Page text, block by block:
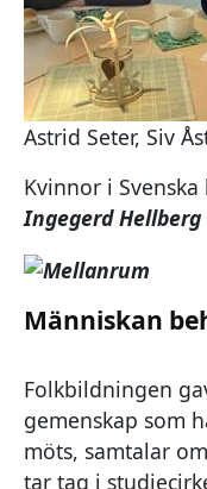
Astrid Seter, Siv
Kvinnor i
Ingegerd Hellberg
Människan
Folkbildningen
gemenskap som
möts, samtalar
tar tag i